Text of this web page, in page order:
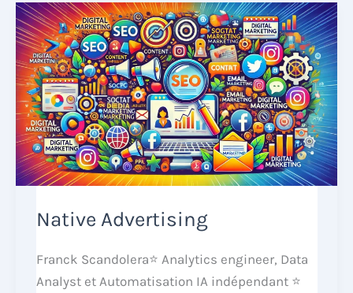
Native Advertising
Franck Scandolera⭐ Analytics engineer, Data
Analyst et Automatisation IA indépendant ⭐